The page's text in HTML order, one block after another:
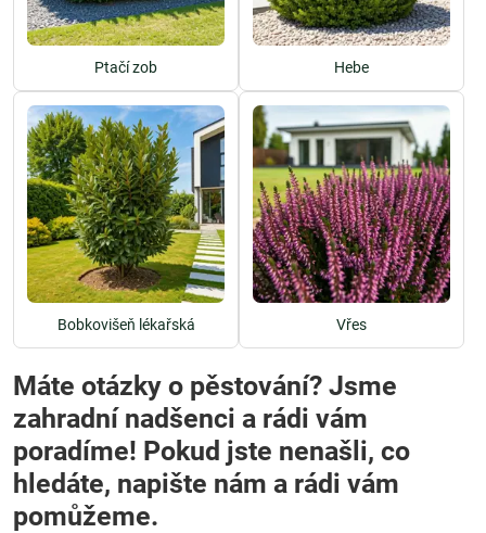
Ptačí zob Hebe
Bobkovišeň lékařská Vřes
Máte otázky o pěstování? Jsme
zahradní nadšenci a rádi vám
poradíme! Pokud jste nenašli, co
hledáte, napište nám a rádi vám
pomůžeme.